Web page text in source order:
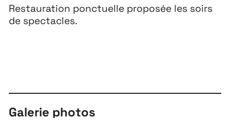
Restauration ponctuelle proposée les soirs
de spectacles.
Galerie photos